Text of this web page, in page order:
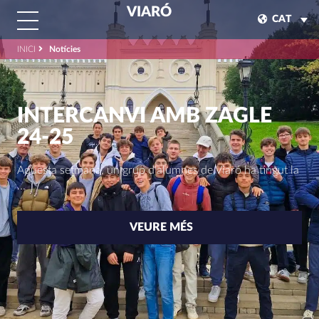
VIARÓ
CAT
INICI Notícies
INTERCANVI AMB ZAGLE
24-25
Aquesta setmana, un grup d'alumnes de Viaró ha tingut la
...
VEURE MÉS